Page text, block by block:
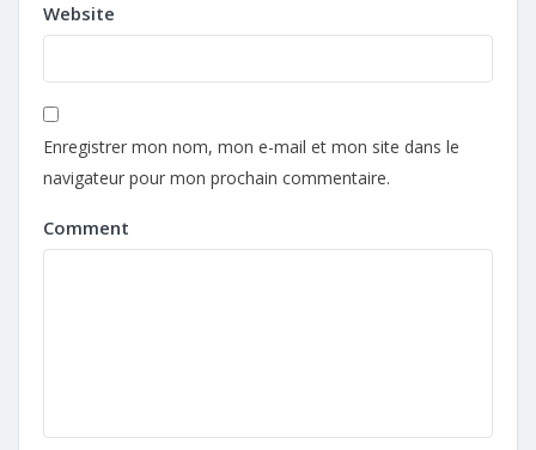
Website
Enregistrer mon nom, mon e-mail et mon site dans le
navigateur pour mon prochain commentaire.
Comment